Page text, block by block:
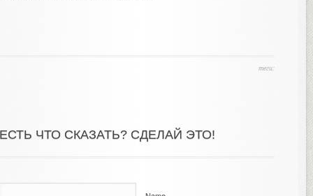
теги:
ЧТО СКАЗАТЬ? СДЕЛАЙ ЭТО!